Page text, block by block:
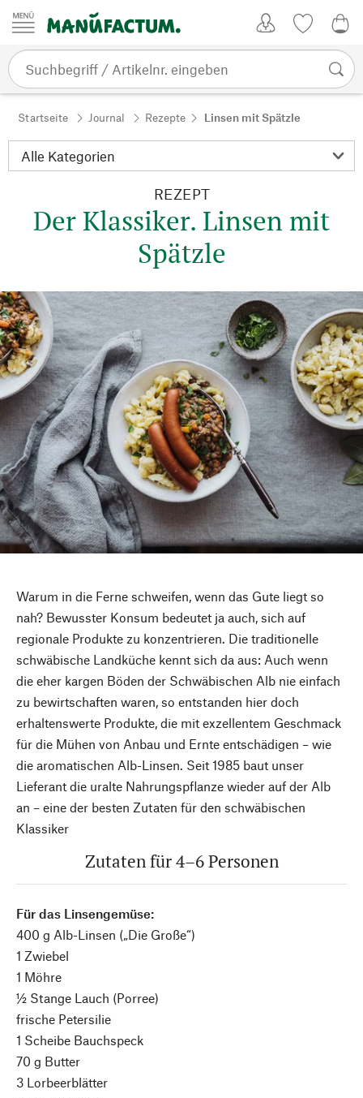
Zum Inhalt springen
Startseite Journal Rezepte Linsen mit Spätzle
REZEPT
Der Klassiker. Linsen mit
Spätzle
Warum in die Ferne schweifen, wenn das Gute liegt so
nah? Bewusster Konsum bedeutet ja auch, sich auf
regionale Produkte zu konzentrieren. Die traditionelle
schwäbische Landküche kennt sich da aus: Auch wenn
die eher kargen Böden der Schwäbischen Alb nie einfach
zu bewirtschaften waren, so entstanden hier doch
erhaltenswerte Produkte, die mit exzellentem Geschmack
für die Mühen von Anbau und Ernte entschädigen – wie
die aromatischen Alb-Linsen. Seit 1985 baut unser
Lieferant die uralte Nahrungspflanze wieder auf der Alb
an – eine der besten Zutaten für den schwäbischen
Klassiker
Zutaten für 4–6 Personen
Für das Linsengemüse:
400 g Alb-Linsen („Die Große“)
1 Zwiebel
1 Möhre
½ Stange Lauch (Porree)
frische Petersilie
1 Scheibe Bauchspeck
70 g Butter
3 Lorbeerblätter